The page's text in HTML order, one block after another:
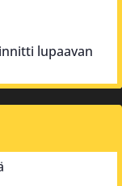
lupaavan